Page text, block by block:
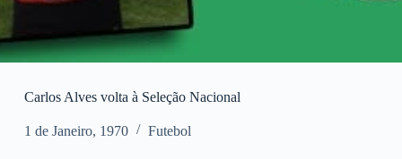
Carlos Alves volta à Seleção Nacional
1 de Janeiro, 1970 Futebol